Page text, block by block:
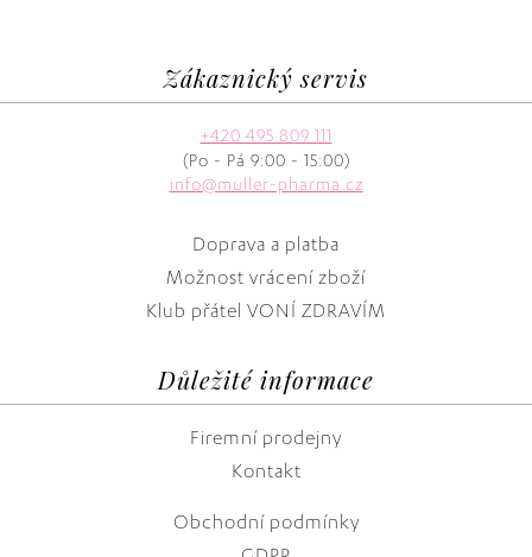
Zákaznický servis
+420 495 809 111
(Po - Pá 9:00 - 15:00)
info@muller-pharma.cz
Doprava a platba
Možnost vrácení zboží
Klub přátel VONÍ ZDRAVÍM
Důležité informace
Firemní prodejny
Kontakt
Obchodní podmínky